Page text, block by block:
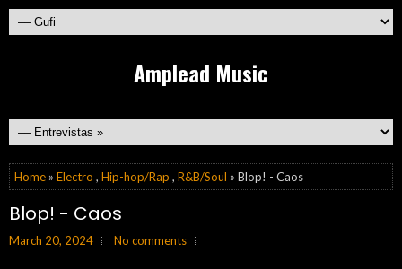
Amplead Music
Home » Electro , Hip-hop/Rap , R&B/Soul » Blop! - Caos
Blop! - Caos
March 20, 2024 No comments